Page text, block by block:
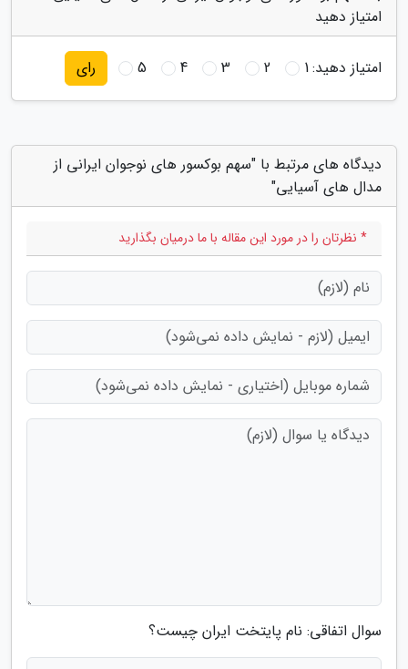
امتیاز دهید
امتیاز دهید:1
2
3
4
5 رای
دیدگاه های مرتبط با "سهم بوکسور های نوجوان ایرانی از
مدال های آسیایی"
* نظرتان را در مورد این مقاله با ما درمیان بگذارید
سوال اتفاقی: نام پایتخت ایران چیست؟